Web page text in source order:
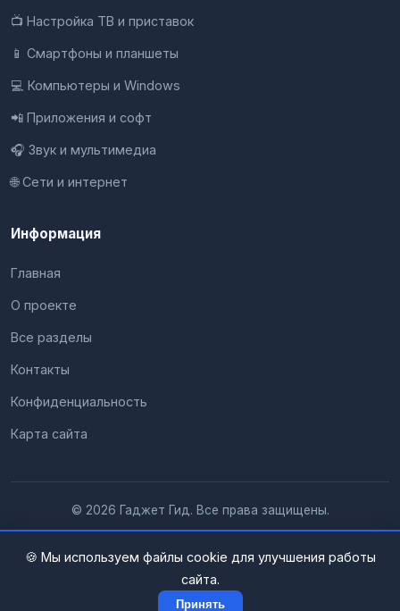
📺 Настройка ТВ и приставок
📱 Смартфоны и планшеты
💻 Компьютеры и Windows
📲 Приложения и софт
🎧 Звук и мультимедиа
🌐 Сети и интернет
Информация
Главная
О проекте
Все разделы
Контакты
Конфиденциальность
Карта сайта
© 2026 Гаджет Гид. Все права защищены.
🍪 Мы используем файлы cookie для улучшения работы
сайта.
Принять